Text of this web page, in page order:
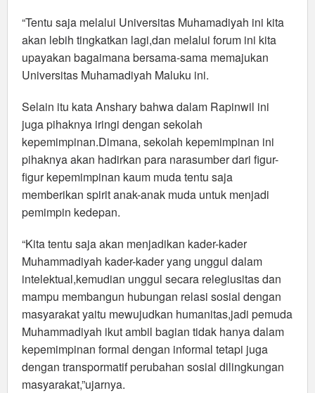
“Tentu saja melalui Universitas Muhamadiyah ini kita
akan lebih tingkatkan lagi,dan melalui forum ini kita
upayakan bagaimana bersama-sama memajukan
Universitas Muhamadiyah Maluku ini.
Selain itu kata Anshary bahwa dalam Rapinwil ini
juga pihaknya iringi dengan sekolah
kepemimpinan.Dimana, sekolah kepemimpinan ini
pihaknya akan hadirkan para narasumber dari figur-
figur kepemimpinan kaum muda tentu saja
memberikan spirit anak-anak muda untuk menjadi
pemimpin kedepan.
“Kita tentu saja akan menjadikan kader-kader
Muhammadiyah kader-kader yang unggul dalam
intelektual,kemudian unggul secara relegiusitas dan
mampu membangun hubungan relasi sosial dengan
masyarakat yaitu mewujudkan humanitas,jadi pemuda
Muhammadiyah ikut ambil bagian tidak hanya dalam
kepemimpinan formal dengan informal tetapi juga
dengan transpormatif perubahan sosial dilingkungan
masyarakat,”ujarnya.